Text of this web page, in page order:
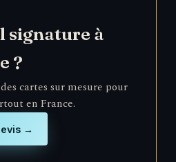
signature à
?
cartes sur mesure pour
en France.
→